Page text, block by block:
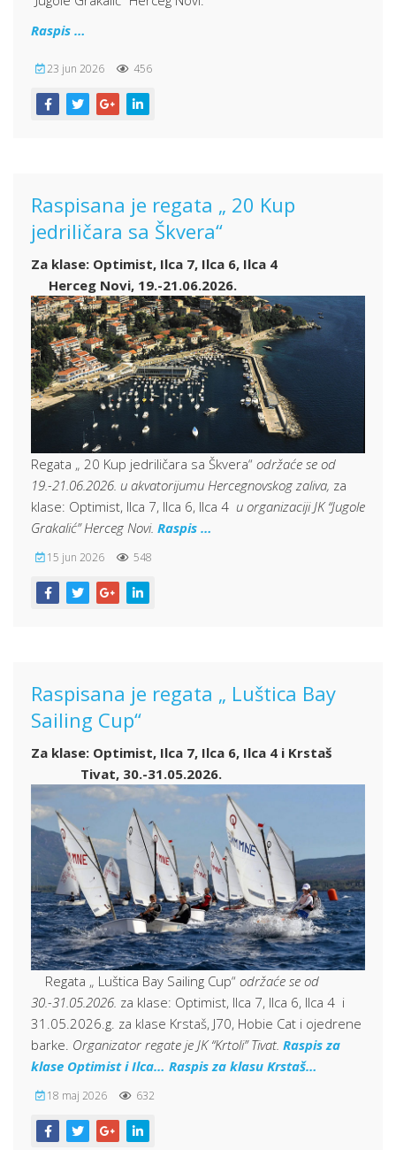
Raspis …
23 jun 2026 456
Raspisana je regata „ 20 Kup
jedriličara sa Škvera“
Za klase: Optimist, Ilca 7, Ilca 6, Ilca 4
Herceg Novi, 19.-21.06.2026.
Regata „ 20 Kup jedriličara sa Škvera“ održaće se od
19.-21.06.2026. u akvatorijumu Hercegnovskog zaliva, za
klase: Optimist, Ilca 7, Ilca 6, Ilca 4 u organizaciji JK “Jugole
Grakalić” Herceg Novi. Raspis …
15 jun 2026 548
Raspisana je regata „ Luštica Bay
Sailing Cup“
Za klase: Optimist, Ilca 7, Ilca 6, Ilca 4 i Krstaš
Tivat, 30.-31.05.2026.
Regata „ Luštica Bay Sailing Cup“ održaće se od
30.-31.05.2026. za klase: Optimist, Ilca 7, Ilca 6, Ilca 4 i
31.05.2026.g. za klase Krstaš, J70, Hobie Cat i ojedrene
barke. Organizator regate je JK “Krtoli” Tivat. Raspis za
klase Optimist i Ilca… Raspis za klasu Krstaš…
18 maj 2026 632